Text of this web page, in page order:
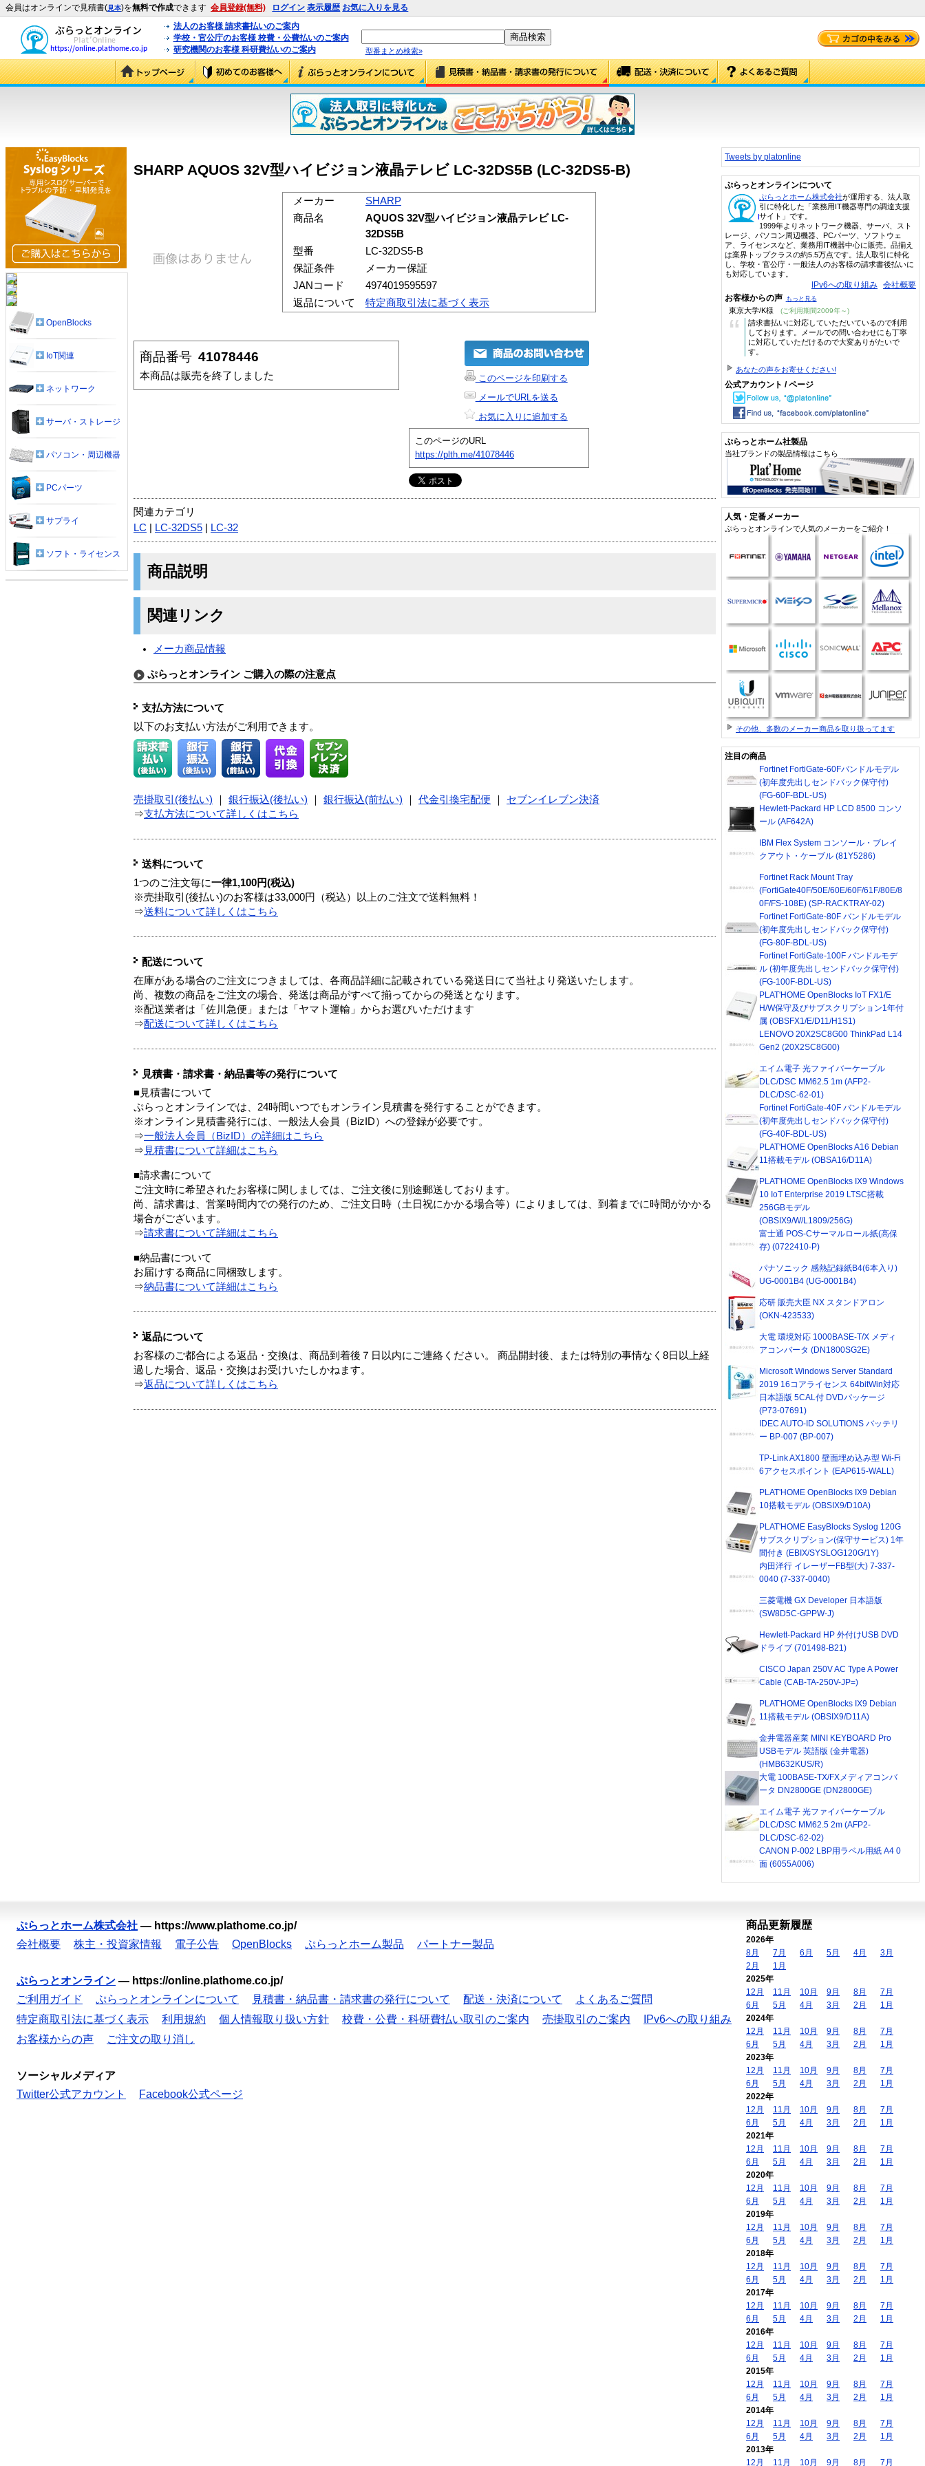
会員はオンラインで見積書(見本)を無料で作成できます 会員登録(無料) ログイン 表示履歴 お気に入りを見る
法人のお客様 請求書払いのご案内
学校・官公庁のお客様 校費・公費払いのご案内
研究機関のお客様 科研費払いのご案内
型番まとめ検索»
SHARP AQUOS 32V型ハイビジョン液晶テレビ LC-32DS5B (LC-32DS5-B)
メーカー
SHARP
商品名
AQUOS 32V型ハイビジョン液晶テレビ LC-
32DS5B
型番
LC-32DS5-B
保証条件
メーカー保証
JANコード
4974019595597
返品について
特定商取引法に基づく表示
商品番号 41078446
本商品は販売を終了しました
このページを印刷する
メールでURLを送る
お気に入りに追加する
このページのURL
https://plth.me/41078446
関連カテゴリ
LC
LC-32DS5 LC-32
商品説明
関連リンク
メーカ商品情報
ぷらっとオンライン ご購入の際の注意点
支払方法について
以下のお支払い方法がご利用できます。
売掛取引(後払い) 銀行振込(後払い) 銀行振込(前払い) 代金引換宅配便
セブンイレブン決済
⇒支払方法について詳しくはこちら
送料について
1つのご注文毎に一律1,100円(税込)
※売掛取引(後払い)のお客様は33,000円（税込）以上のご注文で送料無料！
⇒送料について詳しくはこちら
配送について
在庫がある場合のご注文につきましては、各商品詳細に記載されている発送日にて当社より発送いたします。
尚、複数の商品をご注文の場合、発送は商品がすべて揃ってからの発送となります。
※配送業者は「佐川急便」または「ヤマト運輸」からお選びいただけます
⇒配送について詳しくはこちら
見積書・請求書・納品書等の発行について
■見積書について
ぷらっとオンラインでは、24時間いつでもオンライン見積書を発行することができます。
※オンライン見積書発行には、一般法人会員（BizID）への登録が必要です。
⇒一般法人会員（BizID）の詳細はこちら
⇒ 見積書について詳細はこちら
■請求書について
ご注文時に希望されたお客様に関しましては、ご注文後に別途郵送しております。
尚、請求書は、営業時間内での発行のため、ご注文日時（土日祝にかかる場合等）によりましては、到着までに時間がかかる
場合がございます。
⇒請求書について詳細はこちら
■納品書について
お届けする商品に同梱致します。
⇒納品書について詳細はこちら
返品について
お客様のご都合による返品・交換は、商品到着後７日以内にご連絡ください。 商品開封後、または特別の事情なく8日以上経
過した場合、返品・交換はお受けいたしかねます。
⇒返品について詳しくはこちら
OpenBlocks
IoT関連
ネットワーク
サーバ・ストレージ
パソコン・周辺機器
PCパーツ
サプライ
ソフト・ライセンス
Tweets by platonline
ぷらっとオンラインについて
ぷらっとホーム株式会社が運用する、法人取
引に特化した「業務用IT機器専門の調達支援
サイト」です。
1999年よりネットワーク機器、サーバ、スト
レージ、パソコン周辺機器、PCパーツ、ソフトウェ
ア、ライセンスなど、業務用IT機器中心に販売。品揃え
は業界トップクラスの約5.5万点です。法人取引に特化
し、学校・官公庁・一般法人のお客様の請求書後払いに
も対応しています。
IPv6への取り組み 会社概要
お客様からの声 もっと見る
東京大学/K様 (ご利用期間2009年～)
“
請求書払いに対応していただいているので利用
しております。メールでの問い合わせにも丁寧
に対応していただけるので大変ありがたいで
す。
あなたの声をお寄せください!
公式アカウント / ページ
ぷらっとホーム社製品
当社ブランドの製品情報はこちら
人気・定番メーカー
ぷらっとオンラインで人気のメーカーをご紹介！
その他、多数のメーカー商品を取り扱ってます
注目の商品
Fortinet FortiGate-60Fバンドルモデル
(初年度先出しセンドバック保守付)
(FG-60F-BDL-US)
Hewlett-Packard HP LCD 8500 コンソ
ール (AF642A)
IBM Flex System コンソール・ブレイ
クアウト・ケーブル (81Y5286)
Fortinet Rack Mount Tray
(FortiGate40F/50E/60E/60F/61F/80E/8
0F/FS-108E) (SP-RACKTRAY-02)
Fortinet FortiGate-80F バンドルモデル
(初年度先出しセンドバック保守付)
(FG-80F-BDL-US)
Fortinet FortiGate-100F バンドルモデ
ル (初年度先出しセンドバック保守付)
(FG-100F-BDL-US)
PLAT'HOME OpenBlocks IoT FX1/E
H/W保守及びサブスクリプション1年付
属 (OBSFX1/E/D11/H1S1)
LENOVO 20X2SC8G00 ThinkPad L14
Gen2 (20X2SC8G00)
エイム電子 光ファイバーケーブル
DLC/DSC MM62.5 1m (AFP2-
DLC/DSC-62-01)
Fortinet FortiGate-40F バンドルモデル
(初年度先出しセンドバック保守付)
(FG-40F-BDL-US)
PLAT'HOME OpenBlocks A16 Debian
11搭載モデル (OBSA16/D11A)
PLAT'HOME OpenBlocks IX9 Windows
10 IoT Enterprise 2019 LTSC搭載
256GBモデル
(OBSIX9/W/L1809/256G)
富士通 POS-Cサーマルロール紙(高保
存) (0722410-P)
パナソニック 感熱記録紙B4(6本入り)
UG-0001B4 (UG-0001B4)
応研 販売大臣 NX スタンドアロン
(OKN-423533)
大電 環境対応 1000BASE-T/X メディ
アコンバータ (DN1800SG2E)
Microsoft Windows Server Standard
2019 16コアライセンス 64bitWin対応
日本語版 5CAL付 DVDパッケージ
(P73-07691)
IDEC AUTO-ID SOLUTIONS バッテリ
ー BP-007 (BP-007)
TP-Link AX1800 壁面埋め込み型 Wi-Fi
6アクセスポイント (EAP615-WALL)
PLAT'HOME OpenBlocks IX9 Debian
10搭載モデル (OBSIX9/D10A)
PLAT'HOME EasyBlocks Syslog 120G
サブスクリプション(保守サービス) 1年
間付き (EBIX/SYSLOG120G/1Y)
内田洋行 イレーザーFB型(大) 7-337-
0040 (7-337-0040)
三菱電機 GX Developer 日本語版
(SW8D5C-GPPW-J)
Hewlett-Packard HP 外付けUSB DVD
ドライブ (701498-B21)
CISCO Japan 250V AC Type A Power
Cable (CAB-TA-250V-JP=)
PLAT'HOME OpenBlocks IX9 Debian
11搭載モデル (OBSIX9/D11A)
金井電器産業 MINI KEYBOARD Pro
USBモデル 英語版 (金井電器)
(HMB632KUS/R)
大電 100BASE-TX/FXメディアコンバ
ータ DN2800GE (DN2800GE)
エイム電子 光ファイバーケーブル
DLC/DSC MM62.5 2m (AFP2-
DLC/DSC-62-02)
CANON P-002 LBP用ラベル用紙 A4 0
面 (6055A006)
ぷらっとホーム株式会社 — https://www.plathome.co.jp/
会社概要
株主・投資家情報 電子公告 OpenBlocks ぷらっとホーム製品 パートナー製品
ぷらっとオンライン — https://online.plathome.co.jp/
ご利用ガイド
ぷらっとオンラインについて 見積書・納品書・請求書の発行について 配送・決済について
よくあるご質問
特定商取引法に基づく表示
利用規約 個人情報取り扱い方針 校費・公費・科研費払い取引のご案内 売掛取引のご案内
IPv6への取り組み
お客様からの声
ご注文の取り消し
ソーシャルメディア
Twitter公式アカウント
Facebook公式ページ
商品更新履歴
2026年
8月
7月 6月 5月 4月
3月
2月
1月
2025年
12月
11月 10月 9月 8月
7月
6月
5月 4月 3月 2月
1月
2024年
12月
11月 10月 9月 8月
7月
6月
5月 4月 3月 2月
1月
2023年
12月
11月 10月 9月 8月
7月
6月
5月 4月 3月 2月
1月
2022年
12月
11月 10月 9月 8月
7月
6月
5月 4月 3月 2月
1月
2021年
12月
11月 10月 9月 8月
7月
6月
5月 4月 3月 2月
1月
2020年
12月
11月 10月 9月 8月
7月
6月
5月 4月 3月 2月
1月
2019年
12月
11月 10月 9月 8月
7月
6月
5月 4月 3月 2月
1月
2018年
12月
11月 10月 9月 8月
7月
6月
5月 4月 3月 2月
1月
2017年
12月
11月 10月 9月 8月
7月
6月
5月 4月 3月 2月
1月
2016年
12月
11月 10月 9月 8月
7月
6月
5月 4月 3月 2月
1月
2015年
12月
11月 10月 9月 8月
7月
6月
5月 4月 3月 2月
1月
2014年
12月
11月 10月 9月 8月
7月
6月
5月 4月 3月 2月
1月
2013年
12月
11月 10月 9月 8月 7月